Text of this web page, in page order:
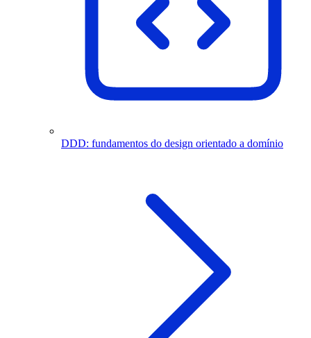
DDD: fundamentos do design orientado a domínio